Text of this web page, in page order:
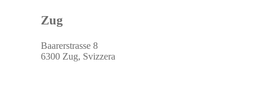
Zug
Baarerstrasse 8
6300 Zug, Svizzera